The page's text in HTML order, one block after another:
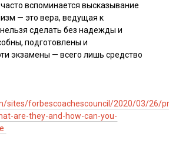
вспоминается высказывание
— это вера, ведущая к
сделать без надежды и
подготовлены и
экзамены — всего лишь средство
sites/forbescoachescouncil/2020/03/26/
are-they-and-how-can-you-